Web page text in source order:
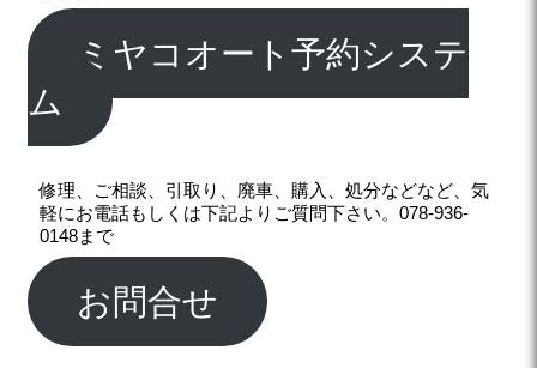
ミヤコオート予約システ
ム
修理、ご相談、引取り、廃車、購入、処分などなど、気
軽にお電話もしくは下記よりご質問下さい。078-936-
0148まで
お問合せ